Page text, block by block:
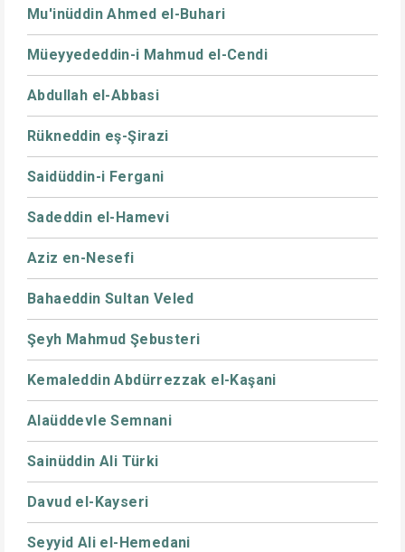
Mu'inüddin Ahmed el-Buhari
Müeyyededdin-i Mahmud el-Cendi
Abdullah el-Abbasi
Rükneddin eş-Şirazi
Saidüddin-i Fergani
Sadeddin el-Hamevi
Aziz en-Nesefi
Bahaeddin Sultan Veled
Şeyh Mahmud Şebusteri
Kemaleddin Abdürrezzak el-Kaşani
Alaüddevle Semnani
Sainüddin Ali Türki
Davud el-Kayseri
Seyyid Ali el-Hemedani